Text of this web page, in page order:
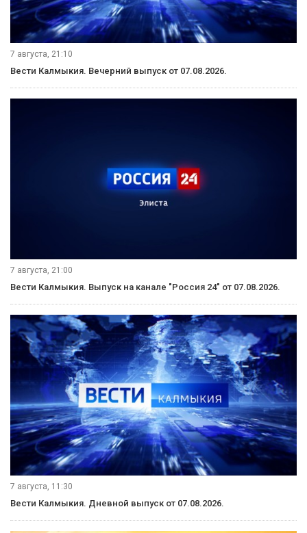
7 августа, 21:10
Вести Калмыкия. Вечерний выпуск от 07.08.2026.
7 августа, 21:00
Вести Калмыкия. Выпуск на канале "Россия 24" от 07.08.2026.
7 августа, 11:30
Вести Калмыкия. Дневной выпуск от 07.08.2026.